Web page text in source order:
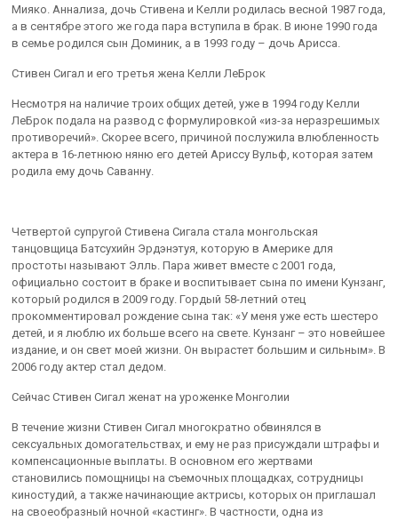
Мияко. Аннализа, дочь Стивена и Келли родилась весной 1987 года,
а в сентябре этого же года пара вступила в брак. В июне 1990 года
в семье родился сын Доминик, а в 1993 году – дочь Арисса.
Стивен Сигал и его третья жена Келли ЛеБрок
Несмотря на наличие троих общих детей, уже в 1994 году Келли
ЛеБрок подала на развод с формулировкой «из-за неразрешимых
противоречий». Скорее всего, причиной послужила влюбленность
актера в 16-летнюю няню его детей Ариссу Вульф, которая затем
родила ему дочь Саванну.
Четвертой супругой Стивена Сигала стала монгольская
танцовщица Батсухийн Эрдэнэтуя, которую в Америке для
простоты называют Элль. Пара живет вместе с 2001 года,
официально состоит в браке и воспитывает сына по имени Кунзанг,
который родился в 2009 году. Гордый 58-летний отец
прокомментировал рождение сына так: «У меня уже есть шестеро
детей, и я люблю их больше всего на свете. Кунзанг – это новейшее
издание, и он свет моей жизни. Он вырастет большим и сильным». В
2006 году актер стал дедом.
Сейчас Стивен Сигал женат на уроженке Монголии
В течение жизни Стивен Сигал многократно обвинялся в
сексуальных домогательствах, и ему не раз присуждали штрафы и
компенсационные выплаты. В основном его жертвами
становились помощницы на съемочных площадках, сотрудницы
киностудий, а также начинающие актрисы, которых он приглашал
на своеобразный ночной «кастинг». В частности, одна из